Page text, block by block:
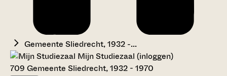
Gemeente Sliedrecht, 1932 -...
Mijn Studiezaal (inloggen)
709 Gemeente Sliedrecht, 1932 - 1970